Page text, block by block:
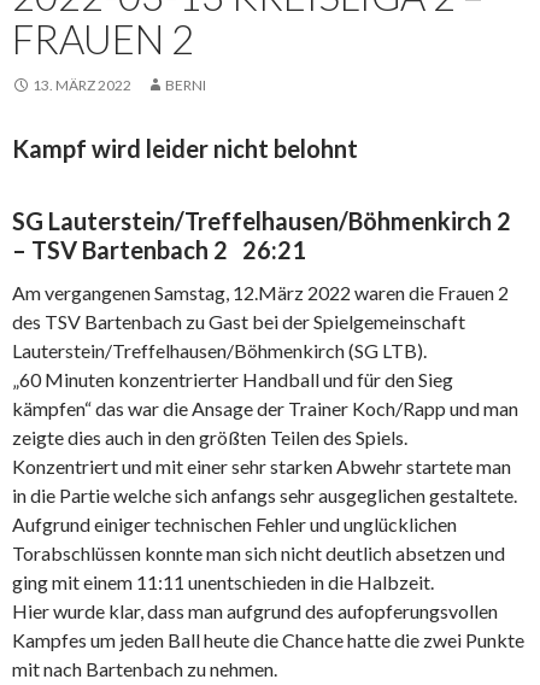
FRAUEN 2
13. MÄRZ 2022 BERNI
Kampf wird leider nicht belohnt
SG Lauterstein/Treffelhausen/Böhmenkirch 2
– TSV Bartenbach 2 26:21
Am vergangenen Samstag, 12.März 2022 waren die Frauen 2
des TSV Bartenbach zu Gast bei der Spielgemeinschaft
Lauterstein/Treffelhausen/Böhmenkirch (SG LTB).
„60 Minuten konzentrierter Handball und für den Sieg
kämpfen“ das war die Ansage der Trainer Koch/Rapp und man
zeigte dies auch in den größten Teilen des Spiels.
Konzentriert und mit einer sehr starken Abwehr startete man
in die Partie welche sich anfangs sehr ausgeglichen gestaltete.
Aufgrund einiger technischen Fehler und unglücklichen
Torabschlüssen konnte man sich nicht deutlich absetzen und
ging mit einem 11:11 unentschieden in die Halbzeit.
Hier wurde klar, dass man aufgrund des aufopferungsvollen
Kampfes um jeden Ball heute die Chance hatte die zwei Punkte
mit nach Bartenbach zu nehmen.